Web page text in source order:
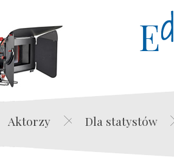
Aktorzy Dla statystów